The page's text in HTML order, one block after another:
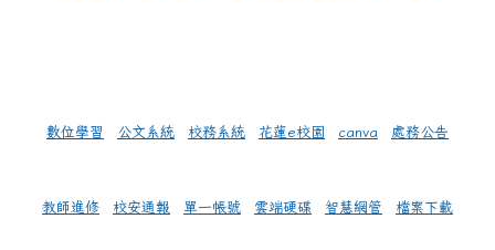
數位學習 公文系統 校務系統 花蓮e校園 canva 處務公告
教師進修 校安通報 單一帳號 雲端硬碟 智慧網管 檔案下載